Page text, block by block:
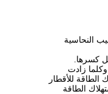
النحاسية
زادت
للأقطار
الطاقة